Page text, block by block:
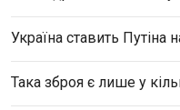
Україна ставить Путіна
Така зброя є лише у